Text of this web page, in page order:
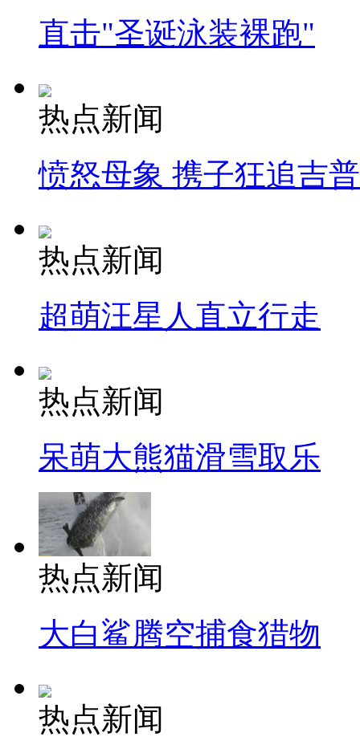
直击"圣诞泳装裸跑"
热点新闻
愤怒母象 携子狂追吉
热点新闻
超萌汪星人直立行走
热点新闻
呆萌大熊猫滑雪取乐
热点新闻
大白鲨腾空捕食猎物
热点新闻